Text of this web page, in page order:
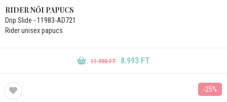
RIDER NŐI PAPUCS
Drip Slide - 11983-AD721
Rider unisex papucs
11.990 FT 8.993 FT
-25%